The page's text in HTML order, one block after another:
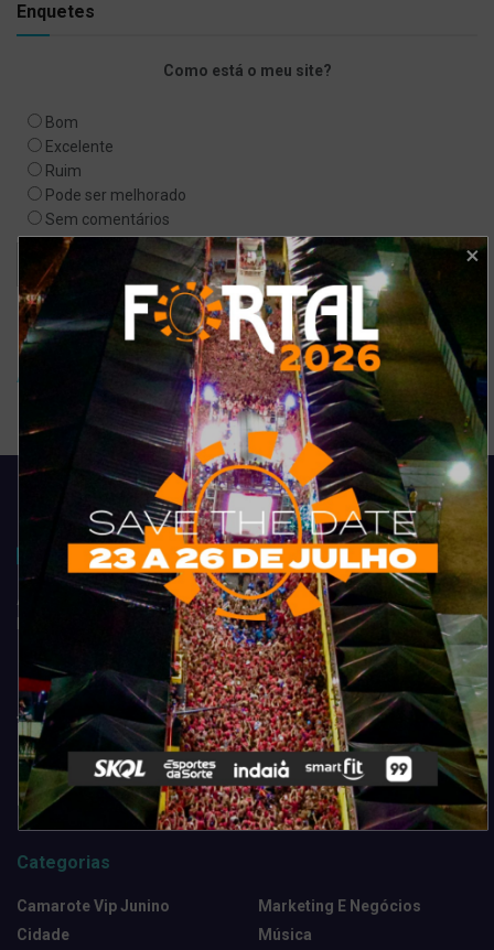
Enquetes
Como está o meu site?
Bom
Excelente
Ruim
Pode ser melhorado
Sem comentários
Ver resultados
Arquivo de enquete
Acompanhe todas as novidades do entretenimento na região de
Fortaleza. Dicas, promoções, coberturas exclusivas e muito mais.
Categorias
Camarote Vip Junino
Cidade
Marketing E Negócios
Música